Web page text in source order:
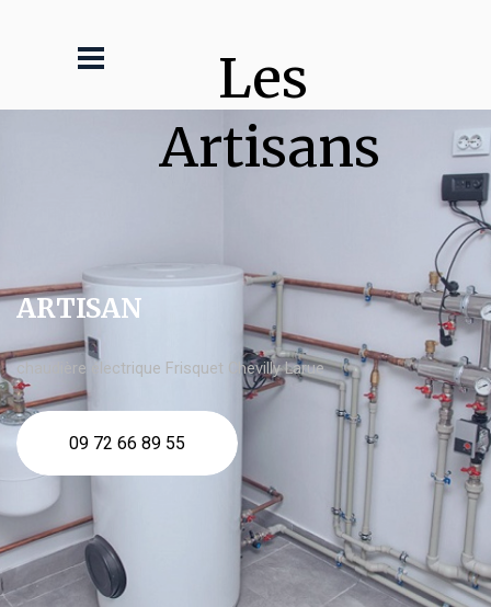
Les
Artisans
ARTISAN
chaudière électrique Frisquet Chevilly Larue
09 72 66 89 55